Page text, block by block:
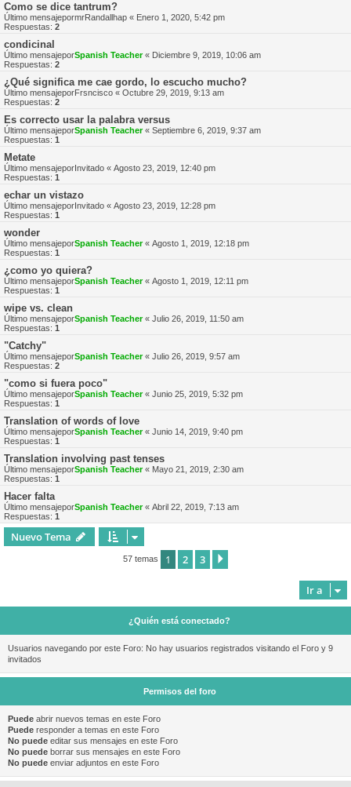
Como se dice tantrum?
Último mensajepormrRandallhap « Enero 1, 2020, 5:42 pm
Respuestas: 2
condicinal
Último mensajeporSpanish Teacher« Diciembre 9, 2019, 10:06 am
Respuestas: 2
¿Qué significa me cae gordo, lo escucho mucho?
Último mensajeporFrsncisco « Octubre 29, 2019, 9:13 am
Respuestas: 2
Es correcto usar la palabra versus
Último mensajeporSpanish Teacher« Septiembre 6, 2019, 9:37 am
Respuestas: 1
Metate
Último mensajeporInvitado « Agosto 23, 2019, 12:40 pm
Respuestas: 1
echar un vistazo
Último mensajeporInvitado « Agosto 23, 2019, 12:28 pm
Respuestas: 1
wonder
Último mensajeporSpanish Teacher« Agosto 1, 2019, 12:18 pm
Respuestas: 1
¿como yo quiera?
Último mensajeporSpanish Teacher« Agosto 1, 2019, 12:11 pm
Respuestas: 1
wipe vs. clean
Último mensajeporSpanish Teacher« Julio 26, 2019, 11:50 am
Respuestas: 1
"Catchy"
Último mensajeporSpanish Teacher« Julio 26, 2019, 9:57 am
Respuestas: 2
"como si fuera poco"
Último mensajeporSpanish Teacher« Junio 25, 2019, 5:32 pm
Respuestas: 1
Translation of words of love
Último mensajeporSpanish Teacher« Junio 14, 2019, 9:40 pm
Respuestas: 1
Translation involving past tenses
Último mensajeporSpanish Teacher« Mayo 21, 2019, 2:30 am
Respuestas: 1
Hacer falta
Último mensajeporSpanish Teacher« Abril 22, 2019, 7:13 am
Respuestas: 1
Nuevo Tema
57 temas 1 2 3
Ir a
¿Quién está conectado?
Usuarios navegando por este Foro: No hay usuarios registrados visitando el Foro y 9
invitados
Permisos del foro
Puede abrir nuevos temas en este Foro
Puede responder a temas en este Foro
No puede editar sus mensajes en este Foro
No puede borrar sus mensajes en este Foro
No puede enviar adjuntos en este Foro